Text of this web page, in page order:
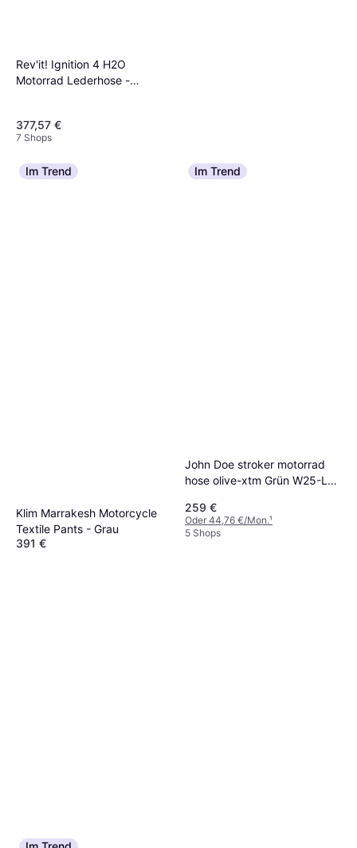
Rev'it! Ignition 4 H2O
Motorrad Lederhose -
377,57 €
7 Shops
John Doe Mono Damen
Motorradjeans - Schwarz
Im Trend
Klim Marrakesh Motorcycle
Textile Pants - Grau
391 €
Im Trend
John Doe stroker motorrad
hose olive-xtm Grün W25-L32
259 €
Oder 44,76 €/Mon.¹
5 Shops